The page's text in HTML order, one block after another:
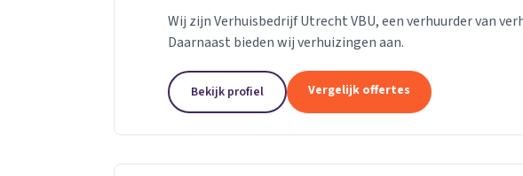
Wij zijn Verhuisbedrijf Utrecht VBU, een verhuurder van
Daarnaast bieden wij verhuizingen aan.
Bekijk profiel Vergelijk offertes